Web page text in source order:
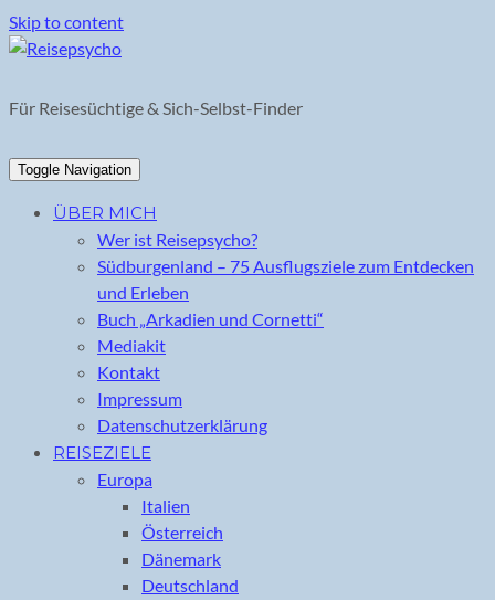
Skip to content
Für Reisesüchtige & Sich-Selbst-Finder
Toggle Navigation
ÜBER MICH
Wer ist Reisepsycho?
Südburgenland – 75 Ausflugsziele zum Entdecken
und Erleben
Buch „Arkadien und Cornetti“
Mediakit
Kontakt
Impressum
Datenschutzerklärung
REISEZIELE
Europa
Italien
Österreich
Dänemark
Deutschland